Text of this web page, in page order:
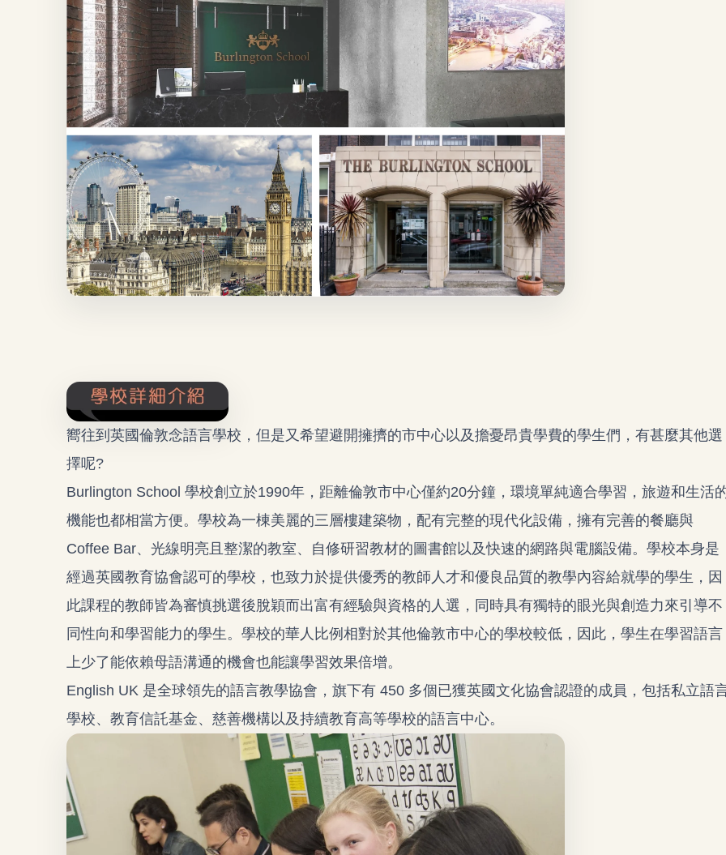
嚮往到英國倫敦念語言學校，但是又希望避開擁擠的市中心以及擔憂昂貴學費的學生們，有甚麼其他選
擇呢?
Burlington School 學校創立於1990年，距離倫敦市中心僅約20分鐘，環境單純適合學習，旅遊和生活
機能也都相當方便。學校為一棟美麗的三層樓建築物，配有完整的現代化設備，擁有完善的餐廳與
Coffee Bar、光線明亮且整潔的教室、自修研習教材的圖書館以及快速的網路與電腦設備。學校本身是
經過英國教育協會認可的學校，也致力於提供優秀的教師人才和優良品質的教學內容給就學的學生，因
此課程的教師皆為審慎挑選後脫穎而出富有經驗與資格的人選，同時具有獨特的眼光與創造力來引導不
同性向和學習能力的學生。學校的華人比例相對於其他倫敦市中心的學校較低，因此，學生在學習語言
上少了能依賴母語溝通的機會也能讓學習效果倍增。
English UK 是全球領先的語言教學協會，旗下有 450 多個已獲英國文化協會認證的成員，包括私立語
學校、教育信託基金、慈善機構以及持續教育高等學校的語言中心。